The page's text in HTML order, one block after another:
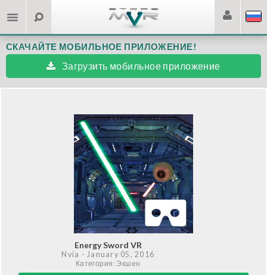
СКАЧАЙТЕ МОБИЛЬНОЕ ПРИЛОЖЕНИЕ!
Загрузить мобильное приложение
Energy Sword VR
Nvía - January 05, 2016
Категория: Экшен